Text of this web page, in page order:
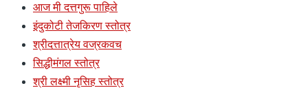
आज मी दत्तगुरू पाहिले
इंदुकोटी तेजकिरण स्तोत्र
श्रीदत्तात्रेय वज्रकवच
सिद्धीमंगल स्तोत्र
श्री लक्ष्मी नृसिह स्तोत्र